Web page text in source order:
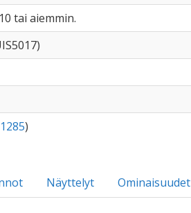
tai aiemmin.
)
Näyttelyt Ominaisuudet